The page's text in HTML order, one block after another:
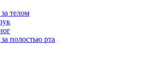
телом
полостью рта